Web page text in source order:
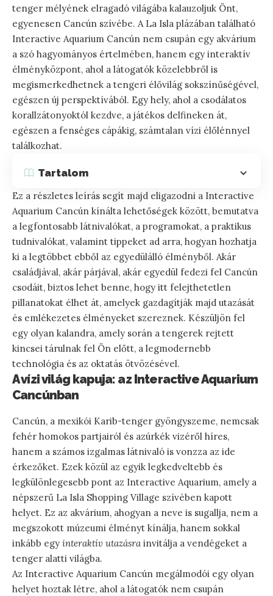
tenger mélyének elragadó világába kalauzoljuk Önt,
egyenesen Cancún szívébe. A La Isla plázában található
Interactive Aquarium Cancún nem csupán egy akvárium
a szó hagyományos értelmében, hanem egy interaktív
élményközpont, ahol a látogatók közelebbről is
megismerkedhetnek a tengeri élővilág sokszínűségével,
egészen új perspektívából. Egy hely, ahol a csodálatos
korallzátonyoktól kezdve, a játékos delfineken át,
egészen a fenséges cápákig, számtalan vízi élőlénnyel
találkozhat.
Tartalom
Ez a részletes leírás segít majd eligazodni a Interactive
Aquarium Cancún kínálta lehetőségek között, bemutatva
a legfontosabb látnivalókat, a programokat, a praktikus
tudnivalókat, valamint tippeket ad arra, hogyan hozhatja
ki a legtöbbet ebből az egyedülálló élményből. Akár
családjával, akár párjával, akár egyedül fedezi fel Cancún
csodáit, biztos lehet benne, hogy itt felejthetetlen
pillanatokat élhet át, amelyek gazdagítják majd utazását
és emlékezetes élményeket szereznek. Készüljön fel
egy olyan kalandra, amely során a tengerek rejtett
kincsei tárulnak fel Ön előtt, a legmodernebb
technológia és az oktatás ötvözésével.
A vízi világ kapuja: az Interactive Aquarium
Cancúnban
Cancún, a mexikói Karib-tenger gyöngyszeme, nemcsak
fehér homokos partjairól és azúrkék vizéről híres,
hanem a számos izgalmas látnivaló is vonzza az ide
érkezőket. Ezek közül az egyik legkedveltebb és
legkülönlegesebb pont az Interactive Aquarium, amely a
népszerű La Isla Shopping Village szívében kapott
helyet. Ez az akvárium, ahogyan a neve is sugallja, nem a
megszokott múzeumi élményt kínálja, hanem sokkal
inkább egy interaktív utazásra invitálja a vendégeket a
tenger alatti világba.
Az Interactive Aquarium Cancún megálmodói egy olyan
helyet hoztak létre, ahol a látogatók nem csupán